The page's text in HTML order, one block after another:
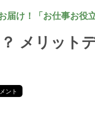
届け！「お仕事お役
メリット
ント